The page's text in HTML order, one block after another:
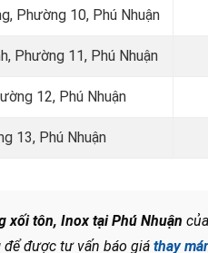
Phường 10, Phú Nhuận
Phường 11, Phú Nhuận
12, Phú Nhuận
13, Phú Nhuận
xối tôn, Inox tại Phú Nhuận
để được tư vấn báo giá thay